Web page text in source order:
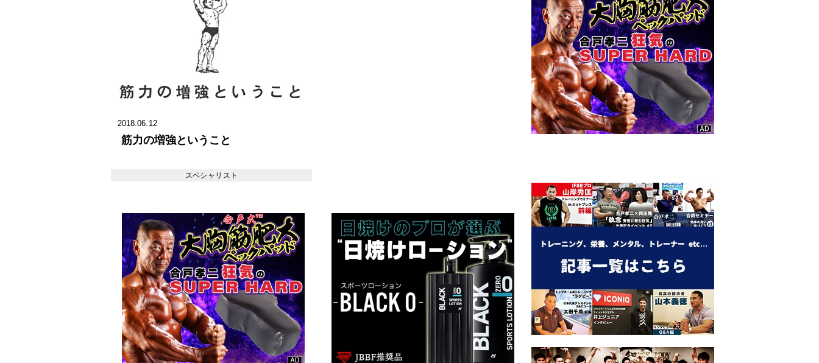
2018.06.12
筋力の増強ということ
スペシャリスト